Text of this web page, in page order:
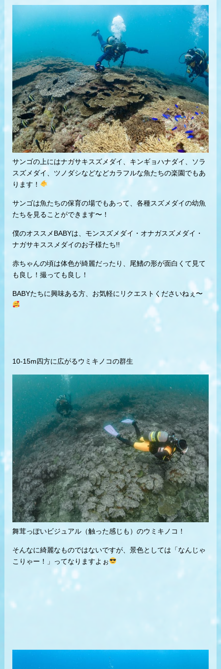
サンゴの上にはナガサキスズメダイ、キンギョハナダイ、ソラ
スズメダイ、ツノダシなどなどカラフルな魚たちの楽園でもあ
ります！
サンゴは魚たちの保育の場でもあって、各種スズメダイの幼魚
たちを見ることができます〜！
僕のオススメBABYは、モンスズメダイ・オナガスズメダイ・
ナガサキススメダイのお子様たち!!
赤ちゃんの頃は体色が綺麗だったり、尾鰭の形が面白くて見て
も良し！撮っても良し！
BABYたちに興味ある方、お気軽にリクエストくださいねぇ〜
10-15m四方に広がるウミキノコの群生
舞茸っぽいビジュアル（触った感じも）のウミキノコ！
そんなに綺麗なものではないですが、景色としては「なんじゃ
こりゃー！」ってなりますよぉ